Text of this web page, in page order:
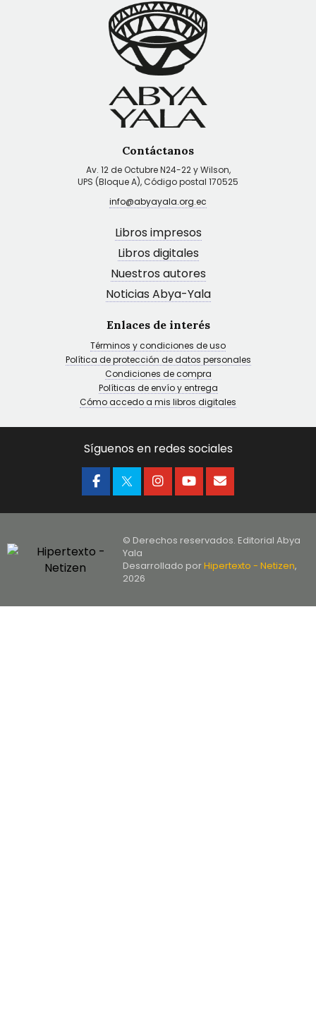
Contáctanos
Av. 12 de Octubre N24-22 y Wilson,
UPS (Bloque A), Código postal 170525
info@abyayala.org.ec
Libros impresos
Libros digitales
Nuestros autores
Noticias Abya-Yala
Enlaces de interés
Términos y condiciones de uso
Política de protección de datos personales
Condiciones de compra
Políticas de envío y entrega
Cómo accedo a mis libros digitales
Síguenos en redes sociales
© Derechos reservados. Editorial Abya
Yala
Desarrollado porHipertexto - Netizen,
2026